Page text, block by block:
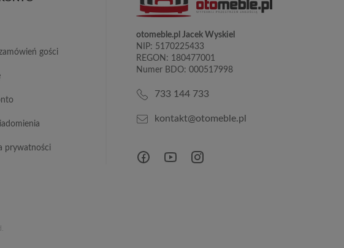
zamówień gości
prywatności
otomeble.pl Jacek Wyskiel
NIP: 5170225433
REGON: 180477001
Numer BDO: 000517998
733 144 733
kontakt@otomeble.pl